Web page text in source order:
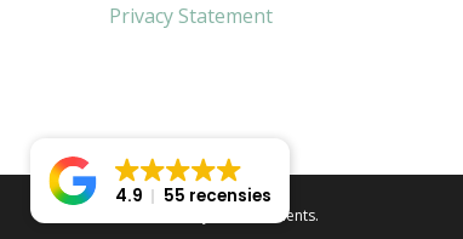
Privacy Statement
© 2026 Beautysalon Moments.
4.9 55 recensies